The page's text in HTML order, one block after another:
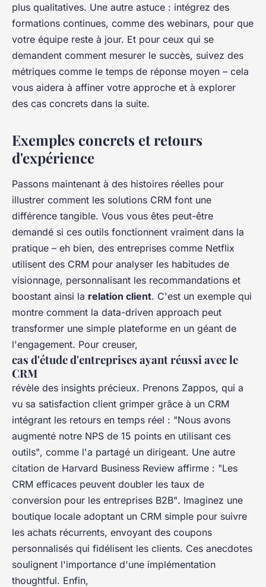
plus qualitatives. Une autre astuce : intégrez des
formations continues, comme des webinars, pour que
votre équipe reste à jour. Et pour ceux qui se
demandent comment mesurer le succès, suivez des
métriques comme le temps de réponse moyen – cela
vous aidera à affiner votre approche et à explorer
des cas concrets dans la suite.
Exemples concrets et retours
d'expérience
Passons maintenant à des histoires réelles pour
illustrer comment les solutions CRM font une
différence tangible. Vous vous êtes peut-être
demandé si ces outils fonctionnent vraiment dans la
pratique – eh bien, des entreprises comme Netflix
utilisent des CRM pour analyser les habitudes de
visionnage, personnalisant les recommandations et
boostant ainsi la relation client. C'est un exemple qui
montre comment la data-driven approach peut
transformer une simple plateforme en un géant de
l'engagement. Pour creuser,
cas d'étude d'entreprises ayant réussi avec le
CRM
révèle des insights précieux. Prenons Zappos, qui a
vu sa satisfaction client grimper grâce à un CRM
intégrant les retours en temps réel : "Nous avons
augmenté notre NPS de 15 points en utilisant ces
outils", comme l'a partagé un dirigeant. Une autre
citation de Harvard Business Review affirme : "Les
CRM efficaces peuvent doubler les taux de
conversion pour les entreprises B2B". Imaginez une
boutique locale adoptant un CRM simple pour suivre
les achats récurrents, envoyant des coupons
personnalisés qui fidélisent les clients. Ces anecdotes
soulignent l'importance d'une implémentation
thoughtful. Enfin,